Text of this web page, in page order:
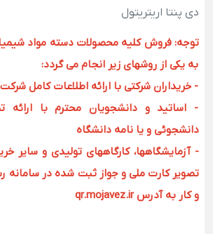
دی پنتا اریتریتول
توجه: فروش کلیه محصولات دسته مواد
به یکی از روشهای زیر انجام می گردد:
- خریداران شرکتی با ارائه اطلاعات کامل شرکت
- اساتید و دانشجویان محترم با ارائه
دانشجوئی و یا نامه دانشگاه
- آزمایشگاهها، کارگاههای تولیدی و سایر
تصویر کارت ملی و جواز ثبت شده در
و کار به آدرس qr.mojavez.ir